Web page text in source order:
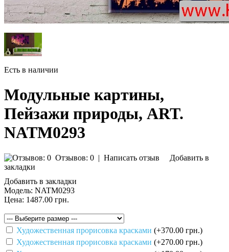
Есть в наличии
Модульные картины,
Пейзажи природы, ART.
NATM0293
Отзывов: 0 | Написать отзыв
Добавить в
закладки
Добавить в закладки
Модель: NATM0293
Цена: 1487.00 грн.
Художественная прорисовка красками (+370.00 грн.)
Художественная прорисовка красками (+270.00 грн.)